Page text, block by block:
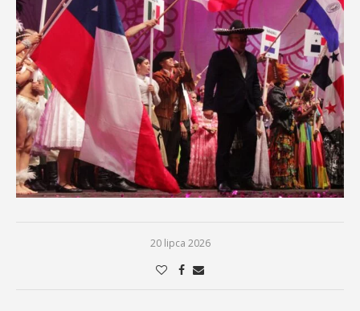
20 lipca 2026